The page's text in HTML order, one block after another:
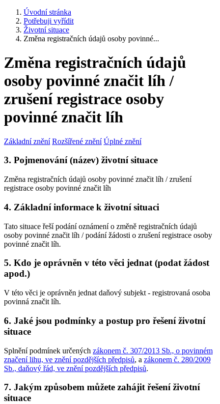
Úvodní stránka
Potřebuji vyřídit
Životní situace
Změna registračních údajů osoby povinné...
Změna registračních údajů
osoby povinné značit líh /
zrušení registrace osoby
povinné značit líh
Základní znění Rozšířené znění Úplné znění
3. Pojmenování (název) životní situace
Změna registračních údajů osoby povinné značit líh / zrušení
registrace osoby povinné značit líh
4. Základní informace k životní situaci
Tato situace řeší podání oznámení o změně registračních údajů
osoby povinné značit líh / podání žádosti o zrušení registrace osoby
povinné značit líh.
5. Kdo je oprávněn v této věci jednat (podat žádost
apod.)
V této věci je oprávněn jednat daňový subjekt - registrovaná osoba
povinná značit líh.
6. Jaké jsou podmínky a postup pro řešení životní
situace
Splnění podmínek určených zákonem č. 307/2013 Sb., o povinném
značení lihu, ve znění pozdějších předpisů, a zákonem č. 280/2009
Sb., daňový řád, ve znění pozdějších předpisů.
7. Jakým způsobem můžete zahájit řešení životní
situace